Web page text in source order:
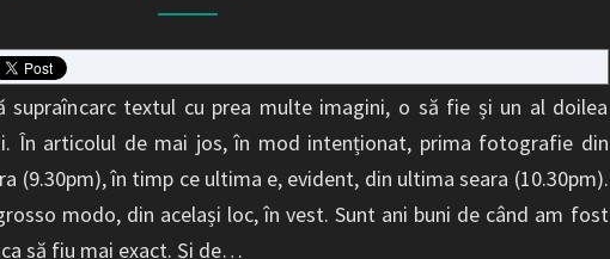
supraîncarc textul cu prea multe imagini, o să fie și un al doilea
În articolul de mai jos, în mod intenționat, prima fotografie din
(9.30pm), în timp ce ultima e, evident, din ultima seara (10.30pm).
modo, din același loc, în vest. Sunt ani buni de când am fost
ca să fiu mai exact. Și de…